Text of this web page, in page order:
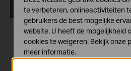
TP-Link_L2 Switch_MIB
Publicatiedatum:2024-02-29
Engels
te verbeteren, onlineactiviteiten
gebruikers de best mogelijke
website. U heeft de mogelijkheid
cookies te weigeren. Bekijk onze
meer informatie.